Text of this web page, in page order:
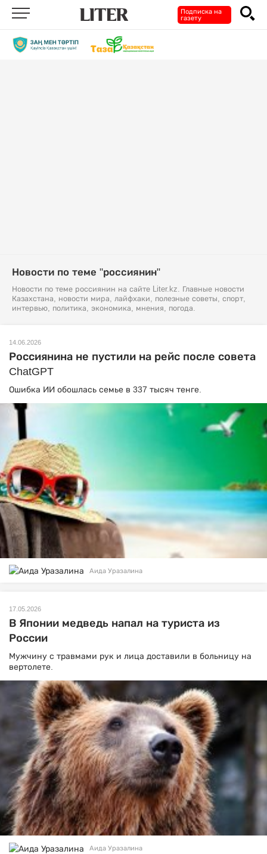
Подписка на
газету
Новости по теме "россиянин"
Новости по теме россиянин на сайте Liter.kz. Главные новости
Казахстана, новости мира, лайфхаки, полезные советы, спорт,
интервью, политика, экономика, мнения, погода.
14.06.2026
Россиянина не пустили на рейс после совета
ChatGPT
Ошибка ИИ обошлась семье в 337 тысяч тенге.
Аида Уразалина
17.05.2026
В Японии медведь напал на туриста из
России
Мужчину с травмами рук и лица доставили в больницу на
вертолете.
Аида Уразалина